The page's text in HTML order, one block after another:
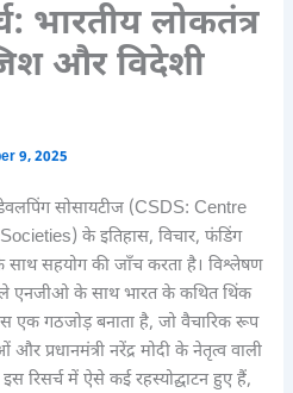
भारतीय लोकतंत्र
और विदेशी
9, 2025
सोसायटीज (CSDS: Centre
के इतिहास, विचार, फंडिंग
सहयोग की जाँच करता है। विश्लेषण
एनजीओ के साथ भारत के कथित थिंक
एक गठजोड़ बनाता है, जो वैचारिक रूप
प्रधानमंत्री नरेंद्र मोदी के नेतृत्व वाली
रिसर्च में ऐसे कई रहस्योद्घाटन हुए हैं,